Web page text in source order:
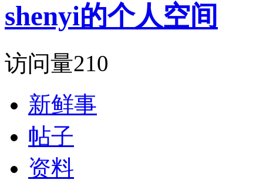
shenyi的个人空间
访问量210
新鲜事
帖子
资料